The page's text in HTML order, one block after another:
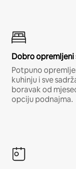
Dobro opremljeni
Potpuno
kuhinju i sve
boravak od
opciju podnajma.